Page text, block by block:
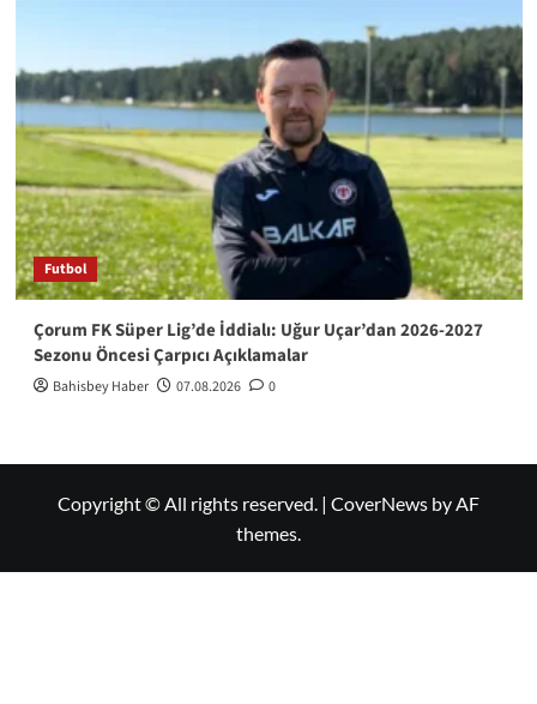
Futbol
Çorum FK Süper Lig’de İddialı: Uğur Uçar’dan 2026-2027
Sezonu Öncesi Çarpıcı Açıklamalar
Bahisbey Haber 07.08.2026 0
Copyright © All rights reserved. | CoverNews by AF
themes.